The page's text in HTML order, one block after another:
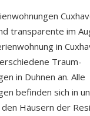
transparente im
in
Traum-
in Duhnen an. Alle
befinden sich in
den Häusern der